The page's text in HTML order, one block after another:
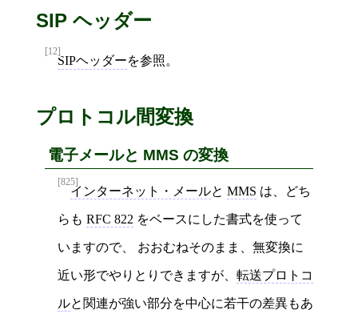
SIP ヘッダー
[12]
SIPヘッダーを参照。
プロトコル間変換
電子メールと MMS の変換
[825]
インターネット・メールと MMS は、どち
らも RFC 822 をベースにした書式を使って
いますので、 おおむねそのまま、無変換に
近い形でやりとりできますが、 転送プロトコ
ルと関連が強い部分を中心に若干の差異もあ